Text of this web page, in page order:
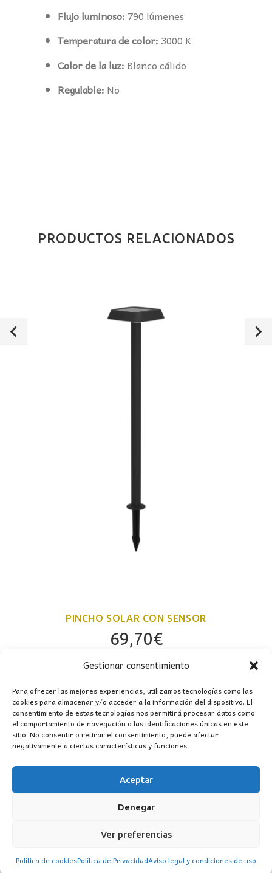
Gestionar consentimiento
Para ofrecer las mejores experiencias, utilizamos tecnologías como las
cookies para almacenar y/o acceder a la información del dispositivo. El
consentimiento de estas tecnologías nos permitirá procesar datos como
el comportamiento de navegación o las identificaciones únicas en este
sitio. No consentir o retirar el consentimiento, puede afectar
negativamente a ciertas características y funciones.
Aceptar
Denegar
Ver preferencias
Política de cookiesPolítica de PrivacidadAviso legal y condiciones de uso
Flujo luminoso: 790 lúmenes
Temperatura de color: 3000 K
Color de la luz: Blanco cálido
Regulable: No
PRODUCTOS RELACIONADOS
PINCHO SOLAR CON SENSOR
69,70€